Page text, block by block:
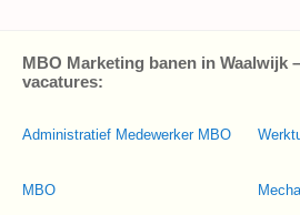
MBO Marketing banen in Waalwijk
vacatures:
Administratief Medewerker MBO
MBO